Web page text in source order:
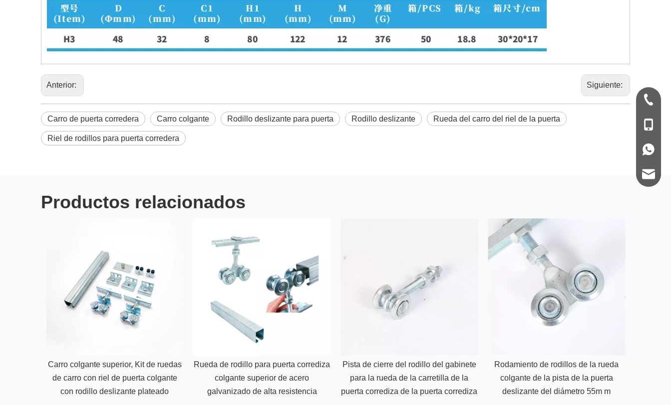
Anterior: Siguiente:
Carro de puerta corredera Carro colgante Rodillo deslizante para puerta Rodillo deslizante Rueda del carro del riel de la puerta
Riel de rodillos para puerta corredera
Productos relacionados
Carro colgante superior, Kit de ruedas
de carro con riel de puerta colgante
con rodillo deslizante plateado
Rueda de rodillo para puerta corrediza
colgante superior de acero
galvanizado de alta resistencia
Pista de cierre del rodillo del gabinete
para la rueda de la carretilla de la
puerta corrediza de la puerta corrediza
Rodamiento de rodillos de la rueda
colgante de la pista de la puerta
deslizante del diámetro 55m m
+86-
+86-